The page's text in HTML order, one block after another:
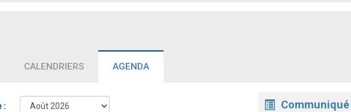
CALENDRIERS AGENDA
: